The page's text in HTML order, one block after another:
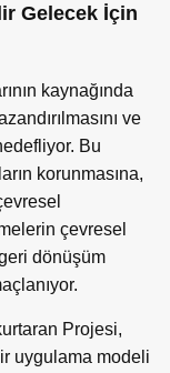
Gelecek İçin
kaynağında
ve
Bu
korunmasına,
çevresel
dönüşüm
Projesi,
uygulama modeli